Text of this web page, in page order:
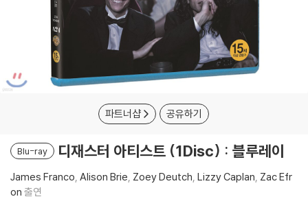
파트너샵 공유하기
Blu-ray 디재스터 아티스트 (1Disc) : 블루레이
James Franco Alison Brie Zoey Deutch Lizzy Caplan Zac Efr
on 출연